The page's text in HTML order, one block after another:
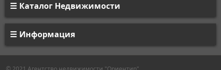
Каталог Недвижимости
Информация